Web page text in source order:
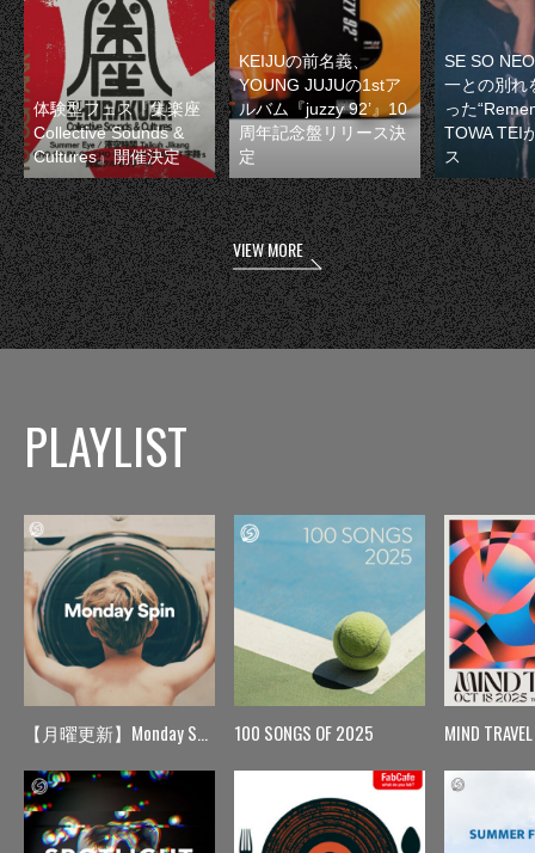
体験型フェス『集楽座
Collective Sounds &
Cultures』開催決定
KEIJUの前名義、
YOUNG JUJUの1stア
ルバム『juzzy 92’』10
周年記念盤リリース決
定
SE SO
一との別れ
った
TOWA TEI
ス
VIEW MORE
PLAYLIST
【月曜更新】Monday Spin 100 SONGS OF 2025 MIND TRAVEL